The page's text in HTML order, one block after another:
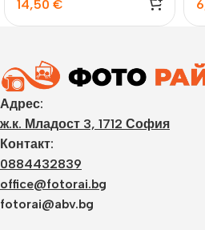
14,50 €
Адрес:
ж.к. Младост 3, 1712 София
Контакт:
0884432839
office@fotorai.bg
fotorai@abv.bg